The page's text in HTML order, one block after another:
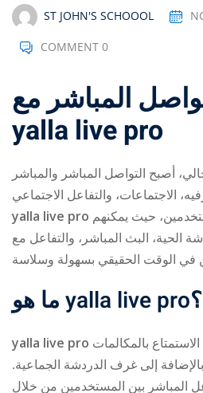
ST JOHN'S SCHOOOL
COMMENT 0
المباشر مع
yalla live pro
أصبح التواصل المباشر والمباشر
yalla live pro
الحية، البث المباشر، والتفاعل مع
yalla live pro؟
yalla live pro
بالإضافة إلى غرف الدردشة الجماعية.
المباشر بين المستخدمين من خلال